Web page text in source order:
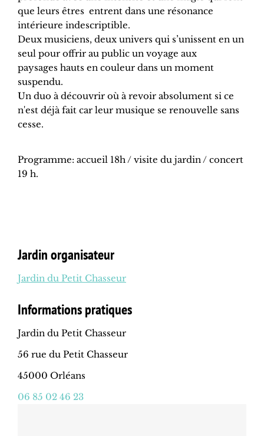
que leurs êtres entrent dans une résonance
intérieure indescriptible.
Deux musiciens, deux univers qui s’unissent en un
seul pour offrir au public un voyage aux
paysages hauts en couleur dans un moment
suspendu.
Un duo à découvrir où à revoir absolument si ce
n'est déjà fait car leur musique se renouvelle sans
cesse.
Programme: accueil 18h / visite du jardin / concert
19 h.
Jardin organisateur
Jardin du Petit Chasseur
Informations pratiques
Jardin du Petit Chasseur
56 rue du Petit Chasseur
45000 Orléans
06 85 02 46 23